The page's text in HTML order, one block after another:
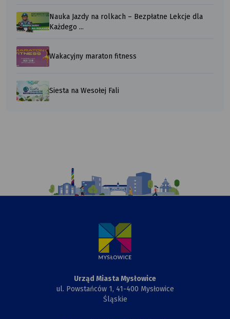
Nauka Jazdy na rolkach – Bezpłatne Lekcje dla
Każdego ...
Wakacyjny maraton fitness
Siesta na Wesołej Fali
rysunek
Urząd Miasta Mysłowice
ul. Powstańców 1, 41-400 Mysłowice
Śląskie